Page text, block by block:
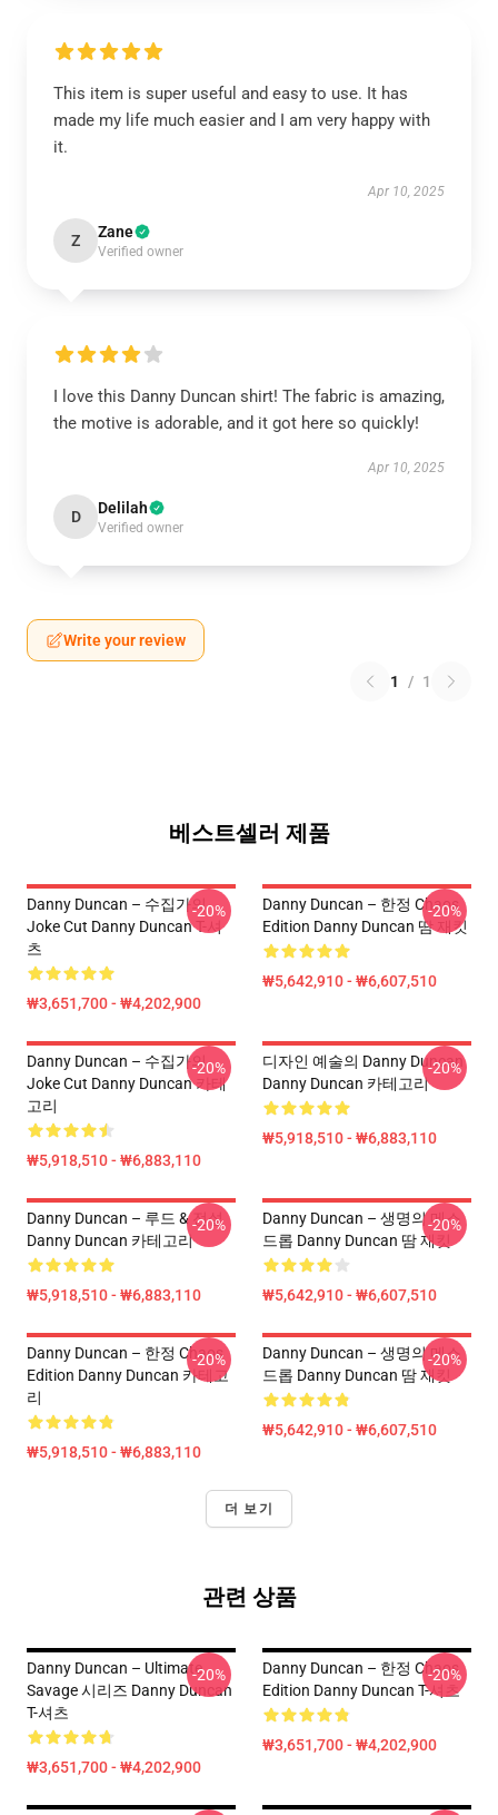
This item is super useful and easy to use. It has
made my life much easier and I am very happy with
it.
Apr 10, 2025
Z Zane
Verified owner
I love this Danny Duncan shirt! The fabric is amazing,
the motive is adorable, and it got here so quickly!
Apr 10, 2025
D Delilah
Verified owner
Write your review
1 / 1
베스트셀러 제품
Danny Duncan – 수집가의
Joke Cut Danny Duncan T-셔
츠
₩3,651,700 - ₩4,202,900
-20%
Danny Duncan – 한정 Chaos
Edition Danny Duncan 땀 재킷
₩5,642,910 - ₩6,607,510
-20%
Danny Duncan – 수집가의
Joke Cut Danny Duncan 카테
고리
₩5,918,510 - ₩6,883,110
-20%
디자인 예술의 Danny Duncan
Danny Duncan 카테고리
₩5,918,510 - ₩6,883,110
-20%
Danny Duncan – 루드 & 전설
Danny Duncan 카테고리
₩5,918,510 - ₩6,883,110
-20%
Danny Duncan – 생명의 메스
드롭 Danny Duncan 땀 재킷
₩5,642,910 - ₩6,607,510
-20%
Danny Duncan – 한정 Chaos
Edition Danny Duncan 카테고
리
₩5,918,510 - ₩6,883,110
-20%
Danny Duncan – 생명의 메스
드롭 Danny Duncan 땀 재킷
₩5,642,910 - ₩6,607,510
-20%
더 보기
관련 상품
Danny Duncan – Ultimate
Savage 시리즈 Danny Duncan
T-셔츠
₩3,651,700 - ₩4,202,900
-20%
Danny Duncan – 한정 Chaos
Edition Danny Duncan T-셔츠
₩3,651,700 - ₩4,202,900
-20%